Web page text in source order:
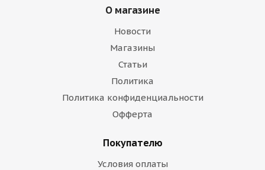
О магазине
Новости
Магазины
Статьи
Политика
Политика конфиденциальности
Офферта
Покупателю
Условия оплаты